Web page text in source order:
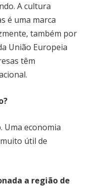
A cultura
é uma marca
também por
União Europeia
têm
Uma economia
útil de
a região de